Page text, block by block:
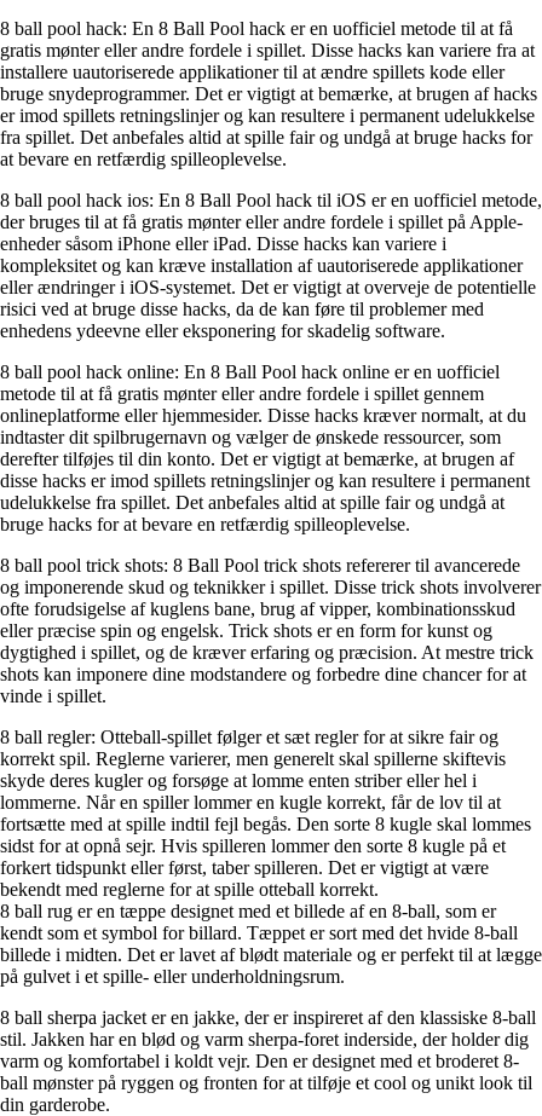
8 ball pool hack: En 8 Ball Pool hack er en uofficiel metode til at få
gratis mønter eller andre fordele i spillet. Disse hacks kan variere fra at
installere uautoriserede applikationer til at ændre spillets kode eller
bruge snydeprogrammer. Det er vigtigt at bemærke, at brugen af ​​hacks
er imod spillets retningslinjer og kan resultere i permanent udelukkelse
fra spillet. Det anbefales altid at spille fair og undgå at bruge hacks for
at bevare en retfærdig spilleoplevelse.
8 ball pool hack ios: En 8 Ball Pool hack til iOS er en uofficiel metode,
der bruges til at få gratis mønter eller andre fordele i spillet på Apple-
enheder såsom iPhone eller iPad. Disse hacks kan variere i
kompleksitet og kan kræve installation af uautoriserede applikationer
eller ændringer i iOS-systemet. Det er vigtigt at overveje de potentielle
risici ved at bruge disse hacks, da de kan føre til problemer med
enhedens ydeevne eller eksponering for skadelig software.
8 ball pool hack online: En 8 Ball Pool hack online er en uofficiel
metode til at få gratis mønter eller andre fordele i spillet gennem
onlineplatforme eller hjemmesider. Disse hacks kræver normalt, at du
indtaster dit spilbrugernavn og vælger de ønskede ressourcer, som
derefter tilføjes til din konto. Det er vigtigt at bemærke, at brugen af ​​
disse hacks er imod spillets retningslinjer og kan resultere i permanent
udelukkelse fra spillet. Det anbefales altid at spille fair og undgå at
bruge hacks for at bevare en retfærdig spilleoplevelse.
8 ball pool trick shots: 8 Ball Pool trick shots refererer til avancerede
og imponerende skud og teknikker i spillet. Disse trick shots involverer
ofte forudsigelse af kuglens bane, brug af vipper, kombinationsskud
eller præcise spin og engelsk. Trick shots er en form for kunst og
dygtighed i spillet, og de kræver erfaring og præcision. At mestre trick
shots kan imponere dine modstandere og forbedre dine chancer for at
vinde i spillet.
8 ball regler: Otteball-spillet følger et sæt regler for at sikre fair og
korrekt spil. Reglerne varierer, men generelt skal spillerne skiftevis
skyde deres kugler og forsøge at lomme enten striber eller hel i
lommerne. Når en spiller lommer en kugle korrekt, får de lov til at
fortsætte med at spille indtil fejl begås. Den sorte 8 kugle skal lommes
sidst for at opnå sejr. Hvis spilleren lommer den sorte 8 kugle på et
forkert tidspunkt eller først, taber spilleren. Det er vigtigt at være
bekendt med reglerne for at spille otteball korrekt.
8 ball rug er en tæppe designet med et billede af en 8-ball, som er
kendt som et symbol for billard. Tæppet er sort med det hvide 8-ball
billede i midten. Det er lavet af blødt materiale og er perfekt til at lægge
på gulvet i et spille- eller underholdningsrum.
8 ball sherpa jacket er en jakke, der er inspireret af den klassiske 8-ball
stil. Jakken har en blød og varm sherpa-foret inderside, der holder dig
varm og komfortabel i koldt vejr. Den er designet med et broderet 8-
ball mønster på ryggen og fronten for at tilføje et cool og unikt look til
din garderobe.